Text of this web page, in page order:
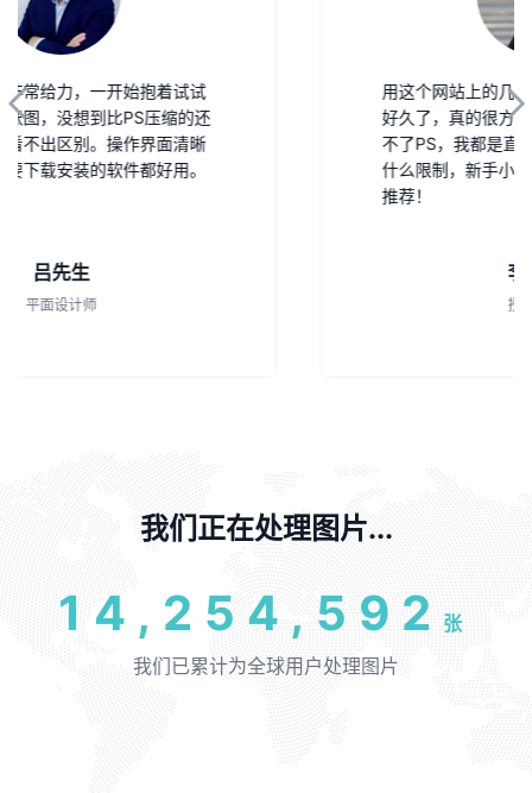
用这个网站上的几个常用的图片处理功能
好久了，真的很方便。学校电脑比较旧装
不了PS，我都是直接用这个在线的，没有
什么限制，新手小白可以直接使用！值得
我们正在处理图片...
14,254,592张
我们已累计为全球用户处理图片